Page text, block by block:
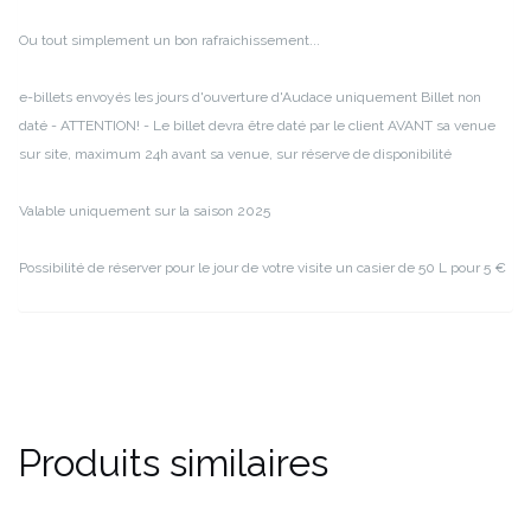
Ou tout simplement un bon rafraichissement...
e-billets envoyés les jours d'ouverture d'Audace uniquement Billet non
daté - ATTENTION! - Le billet devra être daté par le client AVANT sa venue
sur site, maximum 24h avant sa venue, sur réserve de disponibilité
Valable uniquement sur la saison 2025
Possibilité de réserver pour le jour de votre visite un casier de 50 L pour 5 €
Produits similaires